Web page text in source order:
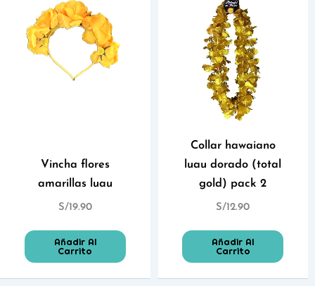
Vincha flores
amarillas luau
S/19.90
Añadir Al
Carrito
Collar hawaiano
luau dorado (total
gold) pack 2
S/12.90
Añadir Al
Carrito